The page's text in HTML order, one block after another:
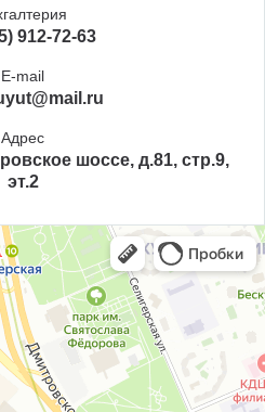
912-72-63
E-mail
Адрес
шоссе, д.81, стр.9,
эт.2